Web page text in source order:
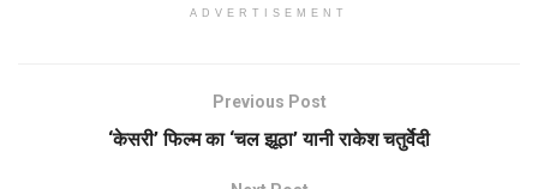
ADVERTISEMENT
Previous Post
‘केसरी’ फिल्म का ‘चल झूठा’ यानी राकेश चतुर्वेदी